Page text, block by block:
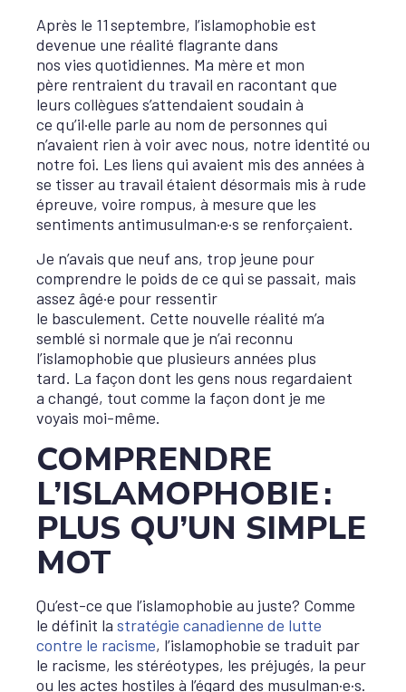
Après le 11 septembre, l’islamophobie est
devenue une réalité flagrante dans
nos vies quotidiennes. Ma mère et mon
père rentraient du travail en racontant que
leurs collègues s’attendaient soudain à
ce qu’il·elle parle au nom de personnes qui
n’avaient rien à voir avec nous, notre identité ou
notre foi. Les liens qui avaient mis des années à
se tisser au travail étaient désormais mis à rude
épreuve, voire rompus, à mesure que les
sentiments antimusulman·e·s se renforçaient.
Je n’avais que neuf ans, trop jeune pour
comprendre le poids de ce qui se passait, mais
assez âgé·e pour ressentir
le basculement. Cette nouvelle réalité m’a
semblé si normale que je n’ai reconnu
l’islamophobie que plusieurs années plus
tard. La façon dont les gens nous regardaient
a changé, tout comme la façon dont je me
voyais moi-même.
COMPRENDRE
L’ISLAMOPHOBIE :
PLUS QU’UN SIMPLE
MOT
Qu’est-ce que l’islamophobie au juste? Comme
le définit la stratégie canadienne de lutte
contre le racisme, l’islamophobie se traduit par
le racisme, les stéréotypes, les préjugés, la peur
ou les actes hostiles à l’égard des musulman·e·s.